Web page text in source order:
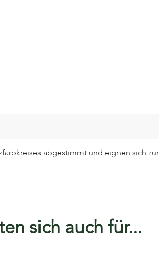
abgestimmt und eignen sich
sich auch für...